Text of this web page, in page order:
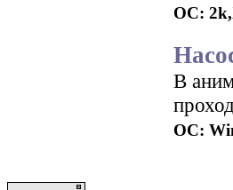
ОС:
В
ОС: